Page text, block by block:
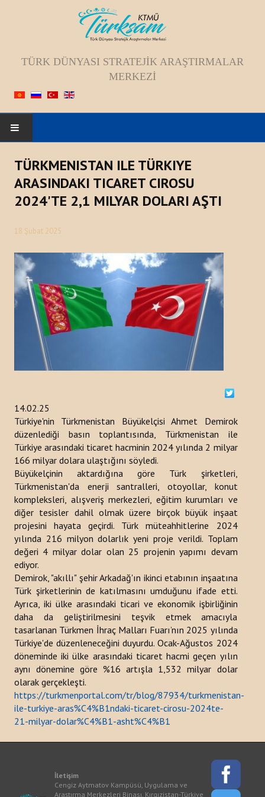
TÜRK DÜNYASI STRATEJIK ARAŞTIRMALAR
MERKEZI
ANASAYFA
HAKKIMIZDA
Vizyon, Misyon, Amaç
Tarihçesi
ETKINLIKLER
DUYURULAR
HABERLER
Türkiye
Türkmenistan
Özbekistan
Azerbaycan
YAYINLAR
Bültenler
Raporlar
Duyurular
Kitaplar
Türk Dünyası Stratejik Araştırmalar Merkezi Analizi
PROJELER
İLETIŞIM
arama...
TÜRKMENISTAN ILE TÜRKIYE
ARASINDAKI TICARET CIROSU
2024'TE 2,1 MILYAR DOLARI AŞTI
18 Şubat 2025
14.02.25
Türkiye'nin Türkmenistan Büyükelçisi Ahmet Demirok
düzenlediği basın toplantısında, Türkmenistan ile
Türkiye arasındaki ticaret hacminin 2024 yılında 2 milyar
166 milyar dolara ulaştığını söyledi.
Büyükelçinin aktardığına göre Türk şirketleri,
Türkmenistan'da enerji santralleri, otoyollar, konut
kompleksleri, alışveriş merkezleri, eğitim kurumları ve
diğer tesisler dahil olmak üzere birçok büyük inşaat
projesini hayata geçirdi. Türk müteahhitlerine 2024
yılında 216 milyon dolarlık yeni proje verildi. Toplam
değeri 4 milyar dolar olan 25 projenin yapımı devam
ediyor.
Demirok, "akıllı" şehir Arkadağ'ın ikinci etabının inşaatına
Türk şirketlerinin de katılmasını umduğunu ifade etti.
Ayrıca, iki ülke arasındaki ticari ve ekonomik işbirliğinin
daha da geliştirilmesini teşvik etmek amacıyla
tasarlanan Türkmen İhraç Malları Fuarı’nın 2025 yılında
Türkiye'de düzenleneceğini duyurdu. Ocak-Ağustos 2024
döneminde iki ülke arasındaki ticaret hacmi geçen yılın
aynı dönemine göre %16 artışla 1,532 milyar dolar
olarak gerçekleşti.
https://turkmenportal.com/tr/blog/87934/turkmenistan-
ile-turkiye-aras%C4%B1ndaki-ticaret-cirosu-2024te-
21-milyar-dolar%C4%B1-asht%C4%B1
İletişim
Cengiz Aytmatov Kampüsü, Uygulama ve
Araştırma Merkezleri Binası, Kırgızistan-Türkiye